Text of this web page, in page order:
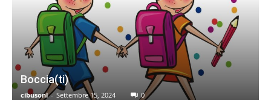
Boccia(ti)
cibusonl - Settembre 15, 2024 0